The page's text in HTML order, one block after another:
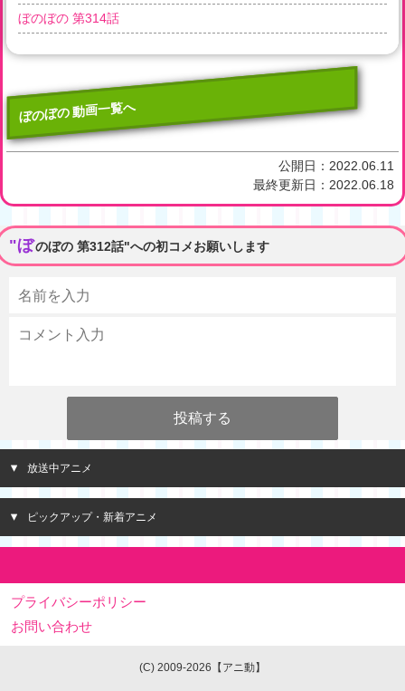
ぼのぼの 第314話
ぼのぼの 動画一覧へ
公開日： 2022.06.11
最終更新日： 2022.06.18
"ぼのぼの 第312話"への初コメお願いします
放送中アニメ
ピックアップ・新着アニメ
プライバシーポリシー
お問い合わせ
(C) 2009-2026【アニ動】